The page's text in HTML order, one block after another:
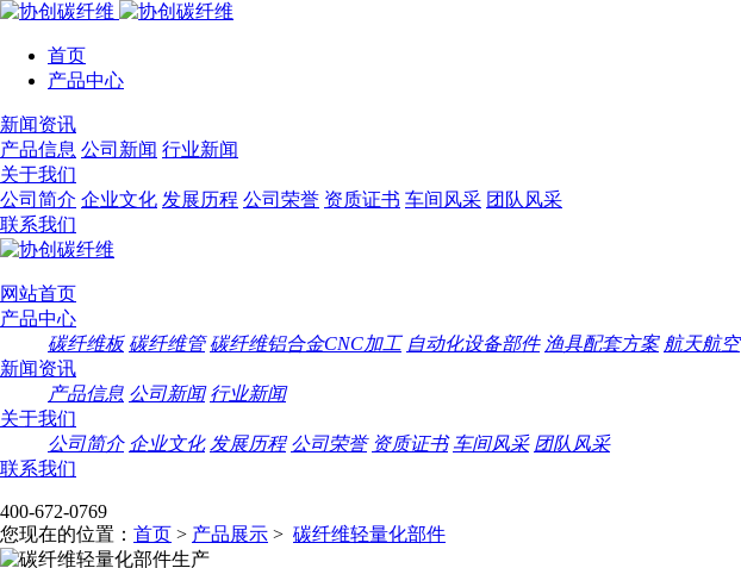
首页
产品中心
碳纤维板
碳纤维管
碳纤维铝合金CNC加工
自动化设备部件
渔具配套方案
航天航空
体育用品
碳纤维轻量化部件
医疗器械部件
高端消费品
碳纤维3C零配件
新闻资讯
产品信息 公司新闻 行业新闻
关于我们
公司简介 企业文化 发展历程 公司荣誉 资质证书 车间风采 团队风采
联系我们
网站首页
产品中心
碳纤维板 碳纤维管 碳纤维铝合金CNC加工 自动化设备部件 渔具配套方案 航天航空
新闻资讯
产品信息 公司新闻 行业新闻
关于我们
公司简介 企业文化 发展历程 公司荣誉 资质证书 车间风采 团队风采
联系我们
400-672-0769
您现在的位置： 首页 > 产品展示 > 碳纤维轻量化部件